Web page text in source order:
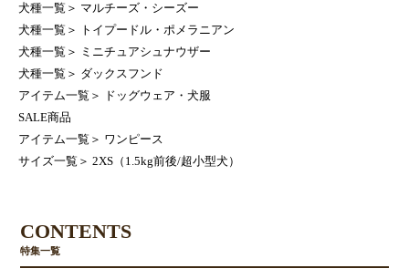
犬種一覧 ＞ マルチーズ・シーズー
犬種一覧 ＞
トイプードル・ポメラニアン
犬種一覧 ＞
ミニチュアシュナウザー
犬種一覧 ＞ ダックスフンド
アイテム一覧 ＞
ドッグウェア・犬服
SALE商品
アイテム一覧 ＞ ワンピース
サイズ一覧 ＞ 2XS（1.5kg前後/超小型犬）
CONTENTS
特集一覧